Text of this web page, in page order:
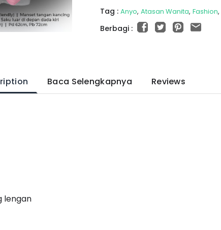
Tag : Anyo Atasan Wanita Fashion
Berbagi :
Baca Selengkapnya Reviews
lengan